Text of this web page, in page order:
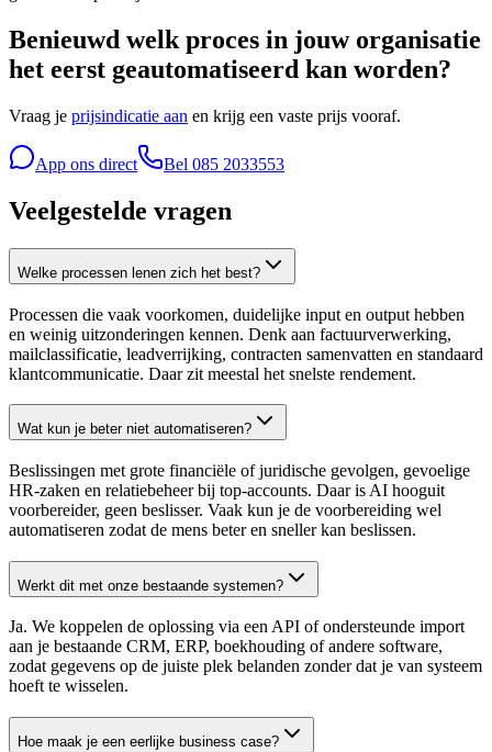
Benieuwd welk proces in jouw organisatie
het eerst geautomatiseerd kan worden?
Vraag je prijsindicatie aan en krijg een vaste prijs vooraf.
App ons direct Bel 085 2033553
Veelgestelde vragen
Welke processen lenen zich het best?
Processen die vaak voorkomen, duidelijke input en output hebben
en weinig uitzonderingen kennen. Denk aan factuurverwerking,
mailclassificatie, leadverrijking, contracten samenvatten en standaard
klantcommunicatie. Daar zit meestal het snelste rendement.
Wat kun je beter niet automatiseren?
Beslissingen met grote financiële of juridische gevolgen, gevoelige
HR-zaken en relatiebeheer bij top-accounts. Daar is AI hooguit
voorbereider, geen beslisser. Vaak kun je de voorbereiding wel
automatiseren zodat de mens beter en sneller kan beslissen.
Werkt dit met onze bestaande systemen?
Ja. We koppelen de oplossing via een API of ondersteunde import
aan je bestaande CRM, ERP, boekhouding of andere software,
zodat gegevens op de juiste plek belanden zonder dat je van systeem
hoeft te wisselen.
Hoe maak je een eerlijke business case?